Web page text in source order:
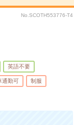
No.SCOTH553776-T4
英語不要
通勤可 制服